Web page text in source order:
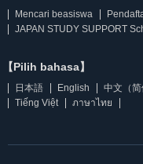
Mencari beasiswa
JAPAN STUDY SUPPORT
【Pilih bahasa】
日本語 English 中文（简
Tiếng Việt
ภาษาไทย